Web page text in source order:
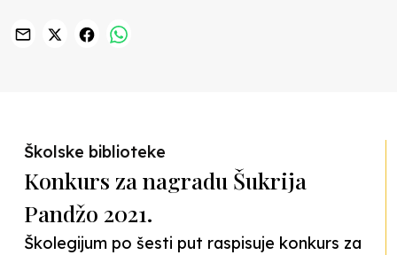
Školske biblioteke
Konkurs za nagradu Šukrija
Pandžo 2021.
Školegijum po šesti put raspisuje konkurs za